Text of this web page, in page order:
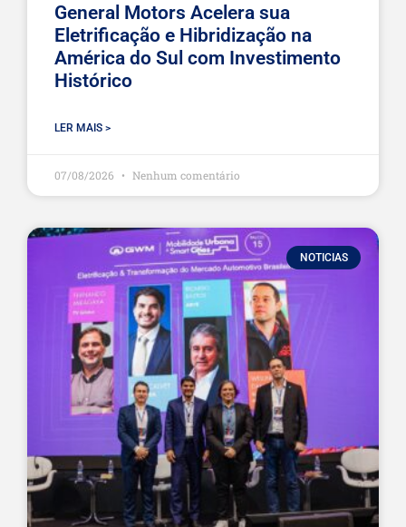
General Motors Acelera sua
Eletrificação e Hibridização na
América do Sul com Investimento
Histórico
LER MAIS >
07/08/2026 Nenhum comentário
NOTICIAS